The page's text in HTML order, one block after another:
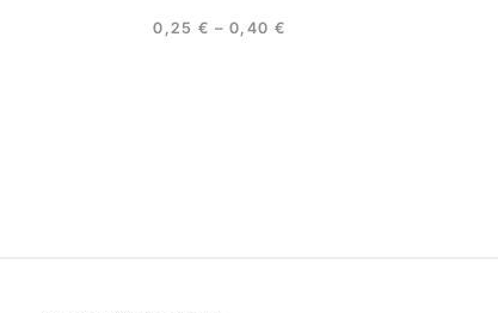
0,25 € – 0,40 €